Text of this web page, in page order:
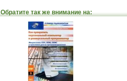
Обратите так же внимание на: